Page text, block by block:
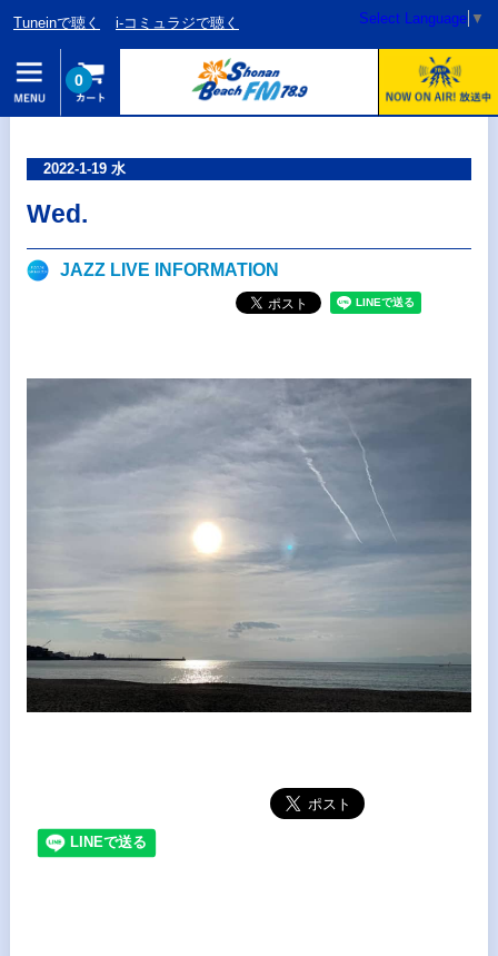
Tuneinで聴く i-コミュラジで聴く Select Language ▼
0
2022-1-19 水
Wed.
JAZZ LIVE INFORMATION